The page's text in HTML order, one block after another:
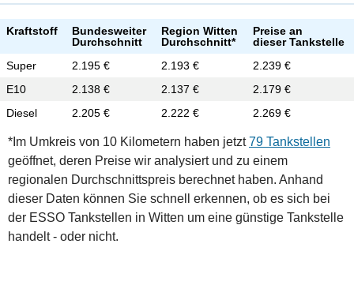
Kraftstoff
Bundesweiter
Durchschnitt
Region Witten
Durchschnitt*
Preise an
dieser Tankstelle
Super
2.195 € 2.193 €
2.239 €
E10
2.138 € 2.137 €
2.179 €
Diesel
2.205 € 2.222 € 2.269 €
*Im Umkreis von 10 Kilometern haben jetzt79 Tankstellen
geöffnet, deren Preise wir analysiert und zu einem
regionalen Durchschnittspreis berechnet haben. Anhand
dieser Daten können Sie schnell erkennen, ob es sich bei
der ESSO Tankstellen in Witten um eine günstige Tankstelle
handelt - oder nicht.